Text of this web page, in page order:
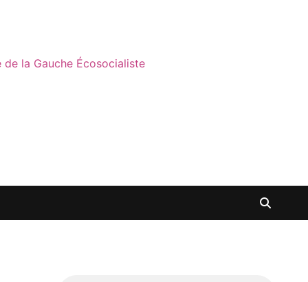
de la Gauche Écosocialiste